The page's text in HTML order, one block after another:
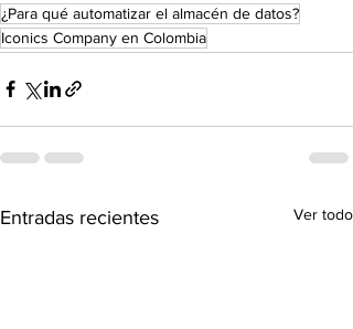
¿Para qué automatizar el almacén de datos?
Iconics Company en Colombia
Entradas recientes Ver todo